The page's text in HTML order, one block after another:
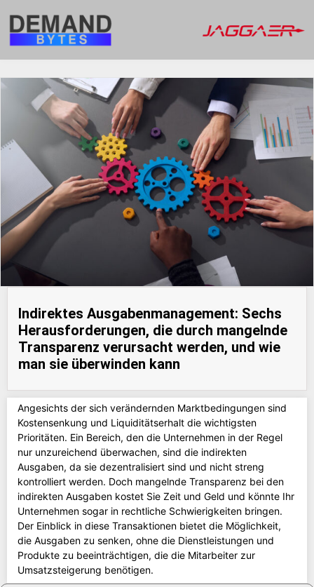
Indirektes Ausgabenmanagement: Sechs
Herausforderungen, die durch mangelnde
Transparenz verursacht werden, und wie
man sie überwinden kann
Angesichts der sich verändernden Marktbedingungen sind
Kostensenkung und Liquiditätserhalt die wichtigsten
Prioritäten. Ein Bereich, den die Unternehmen in der Regel
nur unzureichend überwachen, sind die indirekten
Ausgaben, da sie dezentralisiert sind und nicht streng
kontrolliert werden. Doch mangelnde Transparenz bei den
indirekten Ausgaben kostet Sie Zeit und Geld und könnte Ihr
Unternehmen sogar in rechtliche Schwierigkeiten bringen.
Der Einblick in diese Transaktionen bietet die Möglichkeit,
die Ausgaben zu senken, ohne die Dienstleistungen und
Produkte zu beeinträchtigen, die die Mitarbeiter zur
Umsatzsteigerung benötigen.